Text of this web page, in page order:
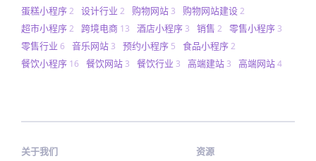
蛋糕小程序2 设计行业 2 购物网站 3 购物网站建设2
超市小程序2 跨境电商 13 酒店小程序 3 销售 2 零售小程序 3
零售行业 6 音乐网站 3 预约小程序 5 食品小程序2
餐饮小程序 16 餐饮网站 3 餐饮行业 3 高端建站 3 高端网站4
关于我们
资源